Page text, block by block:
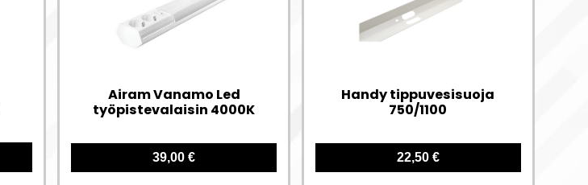
Airam Vanamo Led
työpistevalaisin 4000K
39,00 €
Handy tippuvesisuoja
750/1100
22,50 €